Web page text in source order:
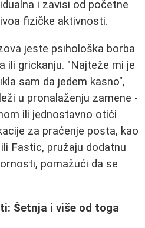
i zavisi od početne
fizičke aktivnosti.
jeste psihološka borba
ili grickanju. "Najteže mi je
sam da jedem kasno",
u pronalaženju zamene -
ili jednostavno otići
za praćenje posta, kao
Fastic, pružaju dodatnu
pomažući da se
Šetnja i više od toga